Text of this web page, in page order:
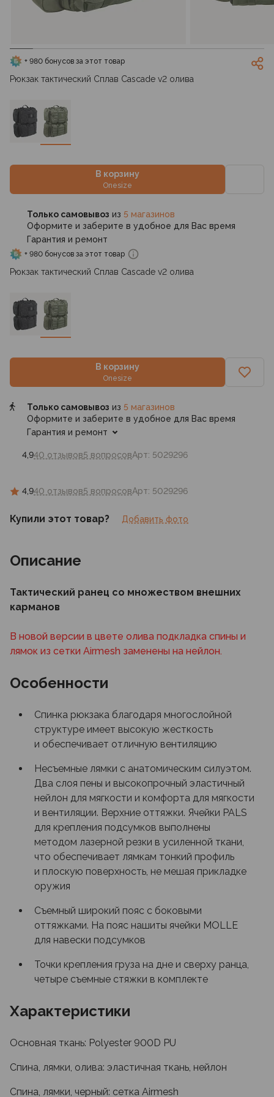
+ 980 бонусов за этот товар
Рюкзак тактический Сплав Cascade v2 олива
В корзину
Onesize
4,940 отзывов5 вопросовАрт: 5029296
Только самовывоз из 5 магазинов
Оформите и заберите в удобное для Вас время
Гарантия и ремонт
+ 980 бонусов за этот товар
Рюкзак тактический Сплав Cascade v2 олива
В корзину
Onesize
4,940 отзывов5 вопросовАрт: 5029296
Только самовывоз из 5 магазинов
Оформите и заберите в удобное для Вас время
Гарантия и ремонт
Купили этот товар? Добавить фото
Описание
Тактический ранец со множеством внешних
карманов
В новой версии в цвете олива подкладка спины и
лямок из сетки Airmesh заменены на нейлон.
Особенности
Cпинка рюкзака благодаря многослойной
структуре имеет высокую жесткость
и обеспечивает отличную вентиляцию
Несъемные лямки с анатомическим силуэтом.
Два слоя пены и высокопрочный эластичный
нейлон для мягкости и комфорта для мягкости
и вентиляции. Верхние оттяжки. Ячейки PALS
для крепления подсумков выполнены
методом лазерной резки в усиленной ткани,
что обеспечивает лямкам тонкий профиль
и плоскую поверхность, не мешая прикладке
оружия
Съемный широкий пояс с боковыми
оттяжками. На пояс нашиты ячейки MOLLE
для навески подсумков
Точки крепления груза на дне и сверху ранца,
четыре съемные стяжки в комплекте
Характеристики
Основная ткань: Polyester 900D PU
Спина, лямки, олива: эластичная ткань, нейлон
Спина, лямки, черный: сетка Airmesh